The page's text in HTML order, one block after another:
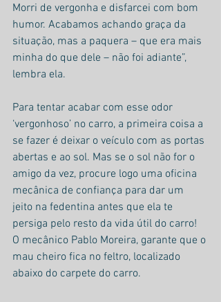
Morri de vergonha e disfarcei com bom
humor. Acabamos achando graça da
situação, mas a paquera – que era mais
minha do que dele – não foi adiante”,
lembra ela.
Para tentar acabar com esse odor
‘vergonhoso’ no carro, a primeira coisa a
se fazer é deixar o veículo com as portas
abertas e ao sol. Mas se o sol não for o
amigo da vez, procure logo uma oficina
mecânica de confiança para dar um
jeito na fedentina antes que ela te
persiga pelo resto da vida útil do carro!
O mecânico Pablo Moreira, garante que o
mau cheiro fica no feltro, localizado
abaixo do carpete do carro.